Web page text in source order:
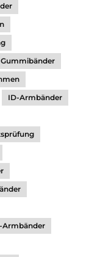
Gummibänder
ID-Armbänder
Armbänder